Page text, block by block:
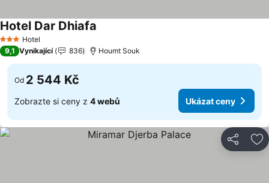
3 Počet hvězdiček
Hotel
Hotel Dar Dhiafa
9,1 Vynikající 836 Houmt Souk
Od 2 544 Kč
Zobrazte si ceny z 4 webů Ukázat ceny
Sdílet